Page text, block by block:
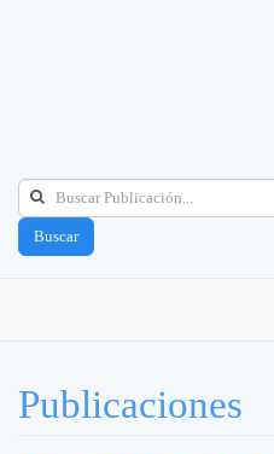
Buscar
Publicaciones